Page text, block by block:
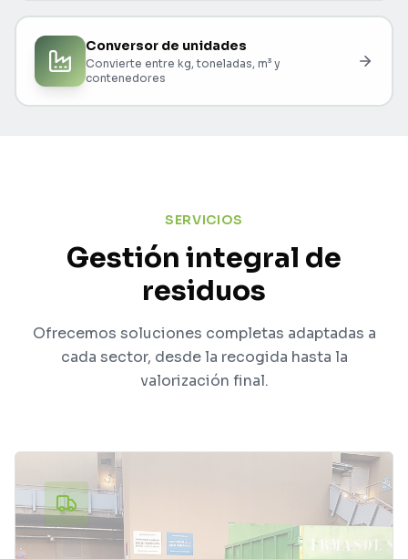
Conversor de unidades
Convierte entre kg, toneladas, m³ y
contenedores
SERVICIOS
Gestión integral de
residuos
Ofrecemos soluciones completas adaptadas a
cada sector, desde la recogida hasta la
valorización final.